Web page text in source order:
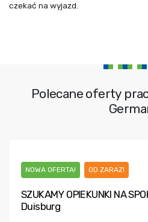
czekać na wyjazd.
Polecane oferty
NOWA OFERTA! OD ZARAZ!
SZUKAMY OPIEKUNKI NA
Duisburg